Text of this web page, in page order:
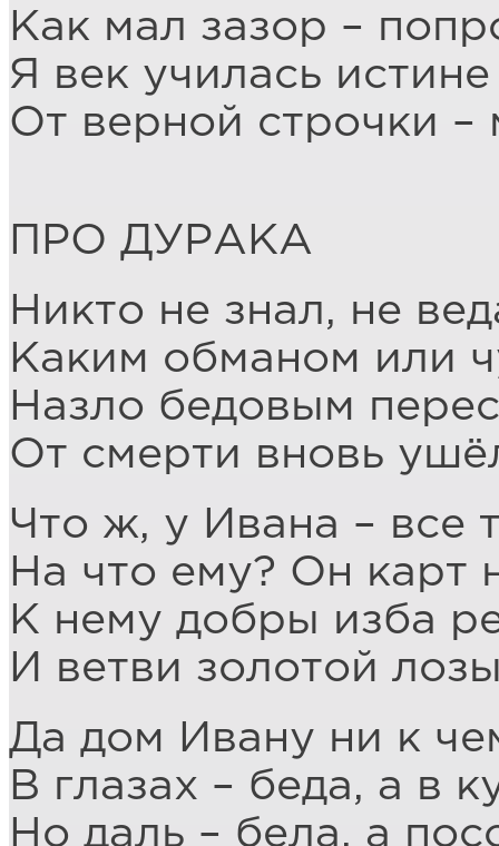
Как мал зазор –
Я век училась
От верной строчки –
ПРО ДУРАКА
Никто не знал, не
Каким обманом или
Назло бедовым
От смерти вновь
Что ж, у Ивана – все
На что ему? Он карт
К нему добры изба
И ветви золотой
Да дом Ивану ни к
В глазах – беда, а в
Но даль – бела, а